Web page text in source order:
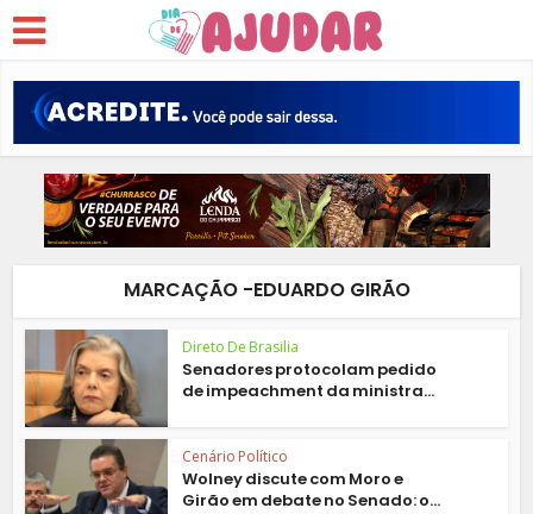
MARCAÇÃO -EDUARDO GIRÃO
Direto De Brasilia
Senadores protocolam pedido
de impeachment da ministra...
Cenário Político
Wolney discute com Moro e
Girão em debate no Senado: o...